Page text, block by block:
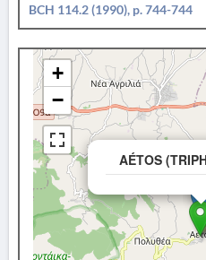
BCH 114.2 (1990), p. 744-744
AÉTOS
+
−